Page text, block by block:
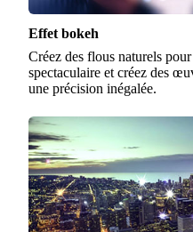
Effet bokeh
Créez des flous naturels
spectaculaire et créez des
une précision inégalée.